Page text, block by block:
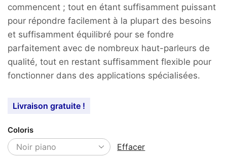
commencent ; tout en étant suffisamment puissant
pour répondre facilement à la plupart des besoins
et suffisamment équilibré pour se fondre
parfaitement avec de nombreux haut-parleurs de
qualité, tout en restant suffisamment flexible pour
fonctionner dans des applications spécialisées.
Livraison gratuite !
Coloris
Effacer